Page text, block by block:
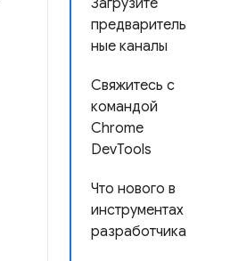
Загрузите
предваритель
ные каналы
Свяжитесь с
командой
Chrome
DevTools
Что нового в
инструментах
разработчика